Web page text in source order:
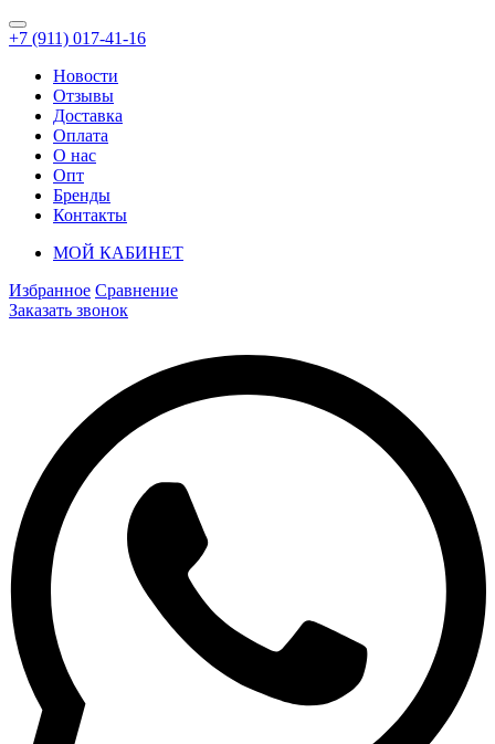
+7 (911) 017-41-16
Новости
Отзывы
Доставка
Оплата
О нас
Опт
Бренды
Контакты
МОЙ КАБИНЕТ
Избранное Сравнение
Заказать звонок